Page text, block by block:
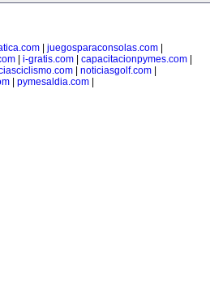
| juegosparaconsolas.com|
| i-gratis.com| capacitacionpymes.com|
noticiasgolf.com
pymesaldia.com